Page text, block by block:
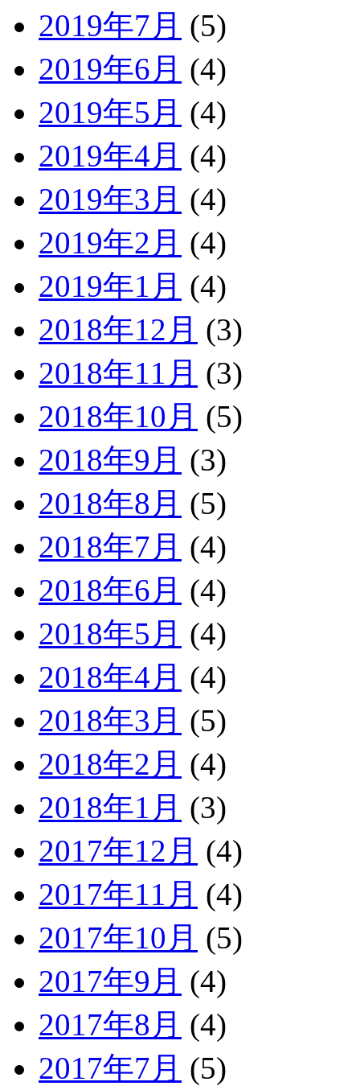
2019年7月 (5)
2019年6月 (4)
2019年5月 (4)
2019年4月 (4)
2019年3月 (4)
2019年2月 (4)
2019年1月 (4)
2018年12月 (3)
2018年11月 (3)
2018年10月 (5)
2018年9月 (3)
2018年8月 (5)
2018年7月 (4)
2018年6月 (4)
2018年5月 (4)
2018年4月 (4)
2018年3月 (5)
2018年2月 (4)
2018年1月 (3)
2017年12月 (4)
2017年11月 (4)
2017年10月 (5)
2017年9月 (4)
2017年8月 (4)
2017年7月 (5)